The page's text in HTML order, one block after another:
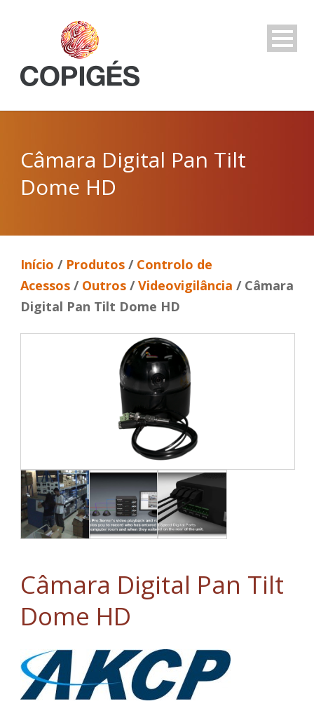
Câmara Digital Pan Tilt
Dome HD
Início / Produtos / Controlo de
Acessos / Outros / Videovigilância / Câmara
Digital Pan Tilt Dome HD
Câmara Digital Pan Tilt
Dome HD